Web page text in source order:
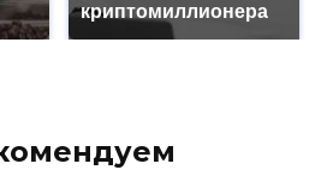
криптомиллионера